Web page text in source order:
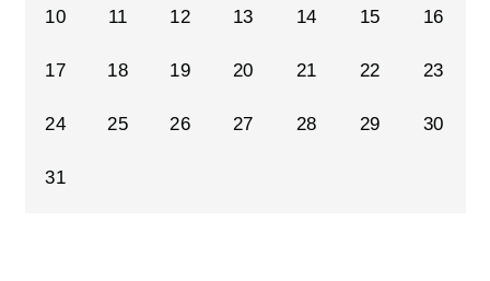
10 11 12 13 14 15 16
17 18 19 20 21 22 23
24 25 26 27 28 29 30
31